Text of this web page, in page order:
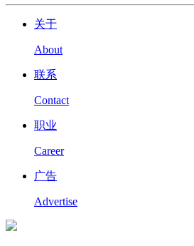
关于
About
联系
Contact
职业
Career
广告
Advertise